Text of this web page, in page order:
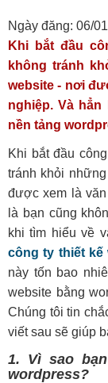
Ngày đăng: 06/
Khi bắt đầu
không tránh
website - nơi
nghiệp. Và
nền tảng
Khi bắt đầu
tránh khỏi
được xem là
là bạn cũng
khi tìm hiểu về
công ty thiết kế
này tốn bao
website bằng
Chúng tôi tin
viết sau sẽ giúp
1. Vì sao
wordpress?